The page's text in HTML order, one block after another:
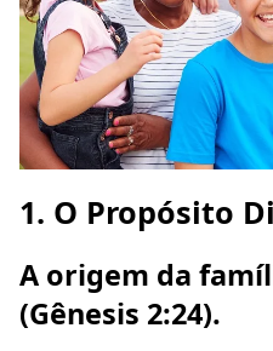
1. O Propósito
A origem da
(Gênesis 2:24).